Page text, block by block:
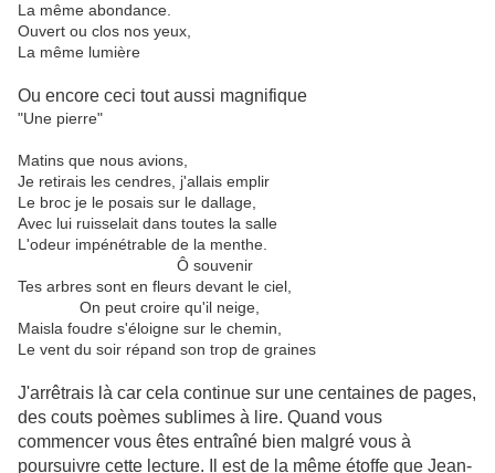
La même abondance.
Ouvert ou clos nos yeux,
La même lumière
Ou encore ceci tout aussi magnifique
"Une pierre"
Matins que nous avions,
Je retirais les cendres, j'allais emplir
Le broc je le posais sur le dallage,
Avec lui ruisselait dans toutes la salle
L'odeur impénétrable de la menthe.
Ô souvenir
Tes arbres sont en fleurs devant le ciel,
On peut croire qu'il neige,
Maisla foudre s'éloigne sur le chemin,
Le vent du soir répand son trop de graines
J'arrêtrais là car cela continue sur une centaines de pages,
des couts poèmes sublimes à lire. Quand vous
commencer vous êtes entraîné bien malgré vous à
poursuivre cette lecture. Il est de la même étoffe que Jean-